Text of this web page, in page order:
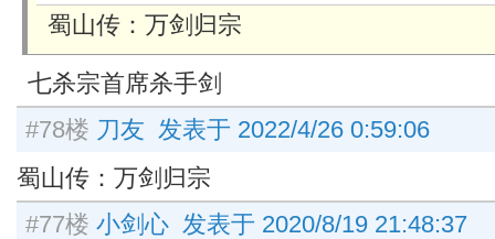
蜀山传：万剑归宗
七杀宗首席杀手剑
#78楼 刀友 发表于 2022/4/26 0:59:06
蜀山传：万剑归宗
#77楼 小剑心 发表于 2020/8/19 21:48:37